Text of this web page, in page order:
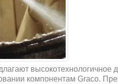
компонентам Graco.